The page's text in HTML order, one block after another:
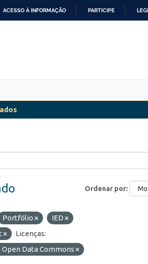
ACESSO À INFORMAÇÃO PARTICIPE
Ordenar por
Portfólio
IED
Licenças:
Open Data Commons